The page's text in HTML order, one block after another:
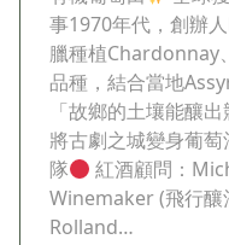
事1970年代，創辦
臘種植Chardonnay
品種，結合當地
「故鄉的土壤能釀
將古劇之城變身葡萄
隊
紅酒顧問：
Winemaker (飛行釀
Rolland…